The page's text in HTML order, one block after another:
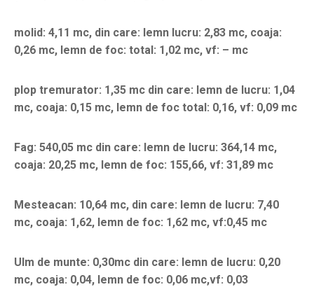
molid: 4,11 mc, din care: lemn lucru: 2,83 mc, coaja:
0,26 mc, lemn de foc: total: 1,02 mc, vf: – mc
plop tremurator: 1,35 mc din care: lemn de lucru: 1,04
mc, coaja: 0,15 mc, lemn de foc total: 0,16, vf: 0,09 mc
Fag: 540,05 mc din care: lemn de lucru: 364,14 mc,
coaja: 20,25 mc, lemn de foc: 155,66, vf: 31,89 mc
Mesteacan: 10,64 mc, din care: lemn de lucru: 7,40
mc, coaja: 1,62, lemn de foc: 1,62 mc, vf:0,45 mc
Ulm de munte: 0,30mc din care: lemn de lucru: 0,20
mc, coaja: 0,04, lemn de foc: 0,06 mc,vf: 0,03